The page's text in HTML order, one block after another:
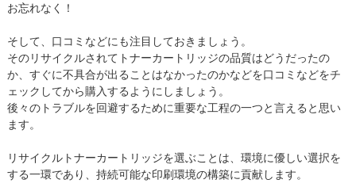
お忘れなく！
そして、口コミなどにも注目しておきましょう。
そのリサイクルされてトナーカートリッジの品質はどうだったの
か、すぐに不具合が出ることはなかったのかなどを口コミなどをチ
ェックしてから購入するようにしましょう。
後々のトラブルを回避するために重要な工程の一つと言えると思い
ます。
リサイクルトナーカートリッジを選ぶことは、環境に優しい選択を
する一環であり、持続可能な印刷環境の構築に貢献します。